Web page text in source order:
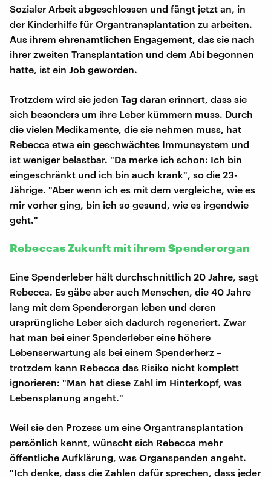
Sozialer Arbeit abgeschlossen und fängt jetzt an, in
der Kinderhilfe für Organtransplantation zu arbeiten.
Aus ihrem ehrenamtlichen Engagement, das sie nach
ihrer zweiten Transplantation und dem Abi begonnen
hatte, ist ein Job geworden.
Trotzdem wird sie jeden Tag daran erinnert, dass sie
sich besonders um ihre Leber kümmern muss. Durch
die vielen Medikamente, die sie nehmen muss, hat
Rebecca etwa ein geschwächtes Immunsystem und
ist weniger belastbar. "Da merke ich schon: Ich bin
eingeschränkt und ich bin auch krank", so die 23-
Jährige. "Aber wenn ich es mit dem vergleiche, wie es
mir vorher ging, bin ich so gesund, wie es irgendwie
geht."
Rebeccas Zukunft mit ihrem Spenderorgan
Eine Spenderleber hält durchschnittlich 20 Jahre, sagt
Rebecca. Es gäbe aber auch Menschen, die 40 Jahre
lang mit dem Spenderorgan leben und deren
ursprüngliche Leber sich dadurch regeneriert. Zwar
hat man bei einer Spenderleber eine höhere
Lebenserwartung als bei einem Spenderherz –
trotzdem kann Rebecca das Risiko nicht komplett
ignorieren: "Man hat diese Zahl im Hinterkopf, was
Lebensplanung angeht."
Weil sie den Prozess um eine Organtransplantation
persönlich kennt, wünscht sich Rebecca mehr
öffentliche Aufklärung, was Organspenden angeht.
"Ich denke, dass die Zahlen dafür sprechen, dass jeder